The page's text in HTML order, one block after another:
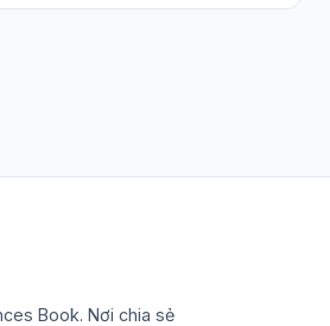
Book. Nơi chia sẻ